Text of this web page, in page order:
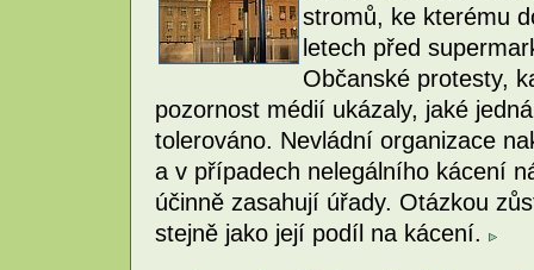
stromů, ke kterému
letech před
Občanské protesty,
pozornost médií ukázaly, jaké
tolerováno. Nevládní organizace
a v případech nelegálního kácení
účinně zasahují úřady. Otázkou
stejně jako její podíl na kácení.